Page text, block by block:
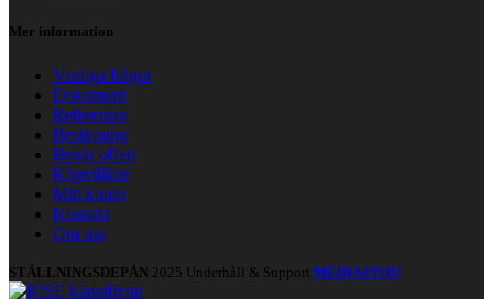
Mer information
Vanliga frågor
Dokument
Referenser
Besiktning
Begär offert
Köpvillkor
Mitt konto
Kontakt
Om oss
STÄLLNINGSDEPÅN 2025 Underhåll & Support MEDIA4YOU